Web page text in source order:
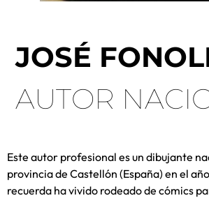
JOSÉ
AUTOR
Este autor profesional es un dibujante
provincia de Castellón (España) en el
recuerda ha vivido rodeado de cómics